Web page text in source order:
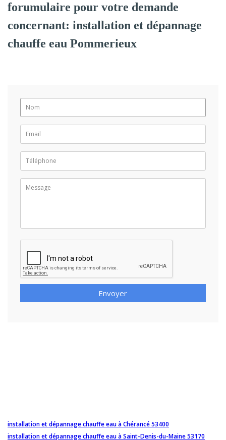
forumulaire pour votre demande
concernant: installation et dépannage
chauffe eau Pommerieux
Envoyer
installation et dépannage chauffe eau à Chérancé 53400
installation et dépannage chauffe eau à Saint-Denis-du-Maine 53170